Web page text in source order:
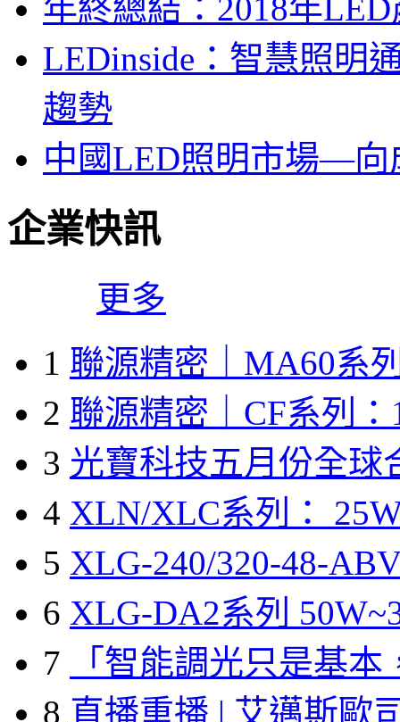
年終總結：2018年
LEDinside：智慧照明
趨勢
中國LED照明市場—向
企業快訊
更多
1 聯源精密｜MA60系
2 聯源精密｜CF系列：
3 光寶科技五月份全球
4 XLN/XLC系列：
5 XLG-240/320-48-
6 XLG-DA2系列
7
「智能調光只是基本
8 直播重播 | 艾邁斯歐